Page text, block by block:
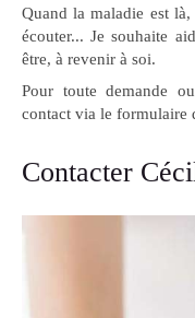
Quand la maladie est
écouter... Je souhaite
être, à revenir à soi.
Pour toute demande
contact via le formulaire
Contacter